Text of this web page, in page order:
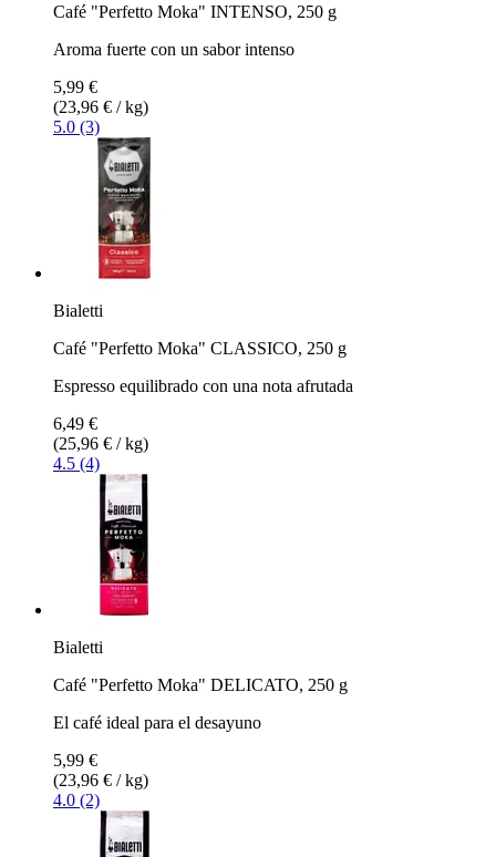
Café "Perfetto Moka" INTENSO, 250 g
Aroma fuerte con un sabor intenso
5,99 €
(23,96 € / kg)
5.0 (3)
Bialetti
Café "Perfetto Moka" CLASSICO, 250 g
Espresso equilibrado con una nota afrutada
6,49 €
(25,96 € / kg)
4.5 (4)
Bialetti
Café "Perfetto Moka" DELICATO, 250 g
El café ideal para el desayuno
5,99 €
(23,96 € / kg)
4.0 (2)